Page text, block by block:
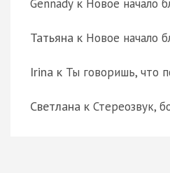
Gennady Новое начало
Татьяна к Новое начало
Irina к Ты говоришь, что
Светлана к Стереозвук,